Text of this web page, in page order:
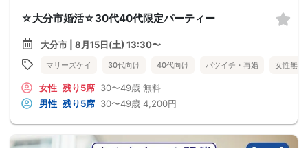
☆大分市婚活☆30代40代限定パーティー
大分市 | 8月15日(土) 13:30〜
マリーズケイ 30代向け 40代向け バツイチ・再婚 女性無料
女性 残り5席 30〜49歳 無料
男性 残り5席 30〜49歳 4,200円